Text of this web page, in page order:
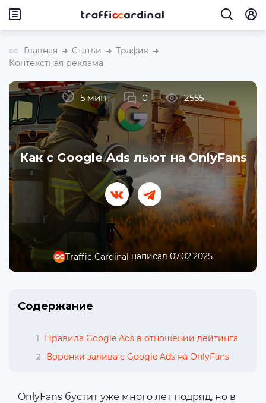
Главная Статьи
Трафик
Контекстная реклама
Traffic Cardinal написал 07.02.2025
Как с Google Ads льют на OnlyFans
5 мин 0 2555
Содержание
1
Правила Google Ads в отношении дейтинга
2
Воронки залива с Google Ads на OnlyFans
OnlyFans бустит уже много лет подряд, но в